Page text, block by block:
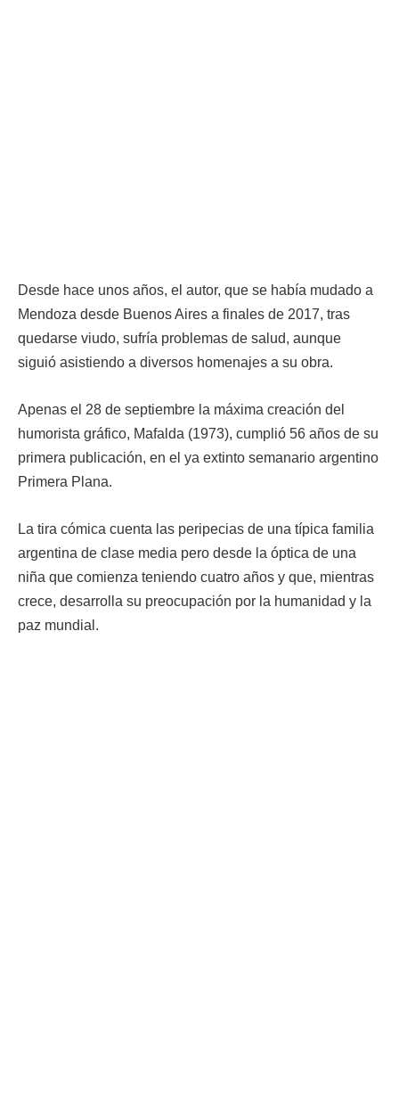
Desde hace unos años, el autor, que se había mudado a
Mendoza desde Buenos Aires a finales de 2017, tras
quedarse viudo, sufría problemas de salud, aunque
siguió asistiendo a diversos homenajes a su obra.
Apenas el 28 de septiembre la máxima creación del
humorista gráfico, Mafalda (1973), cumplió 56 años de su
primera publicación, en el ya extinto semanario argentino
Primera Plana.
La tira cómica cuenta las peripecias de una típica familia
argentina de clase media pero desde la óptica de una
niña que comienza teniendo cuatro años y que, mientras
crece, desarrolla su preocupación por la humanidad y la
paz mundial.